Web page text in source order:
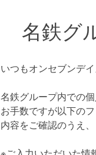
名鉄グ
いつもオンセブンデ
名鉄グループ内での
お手数ですが以下の
内容をご確認のうえ